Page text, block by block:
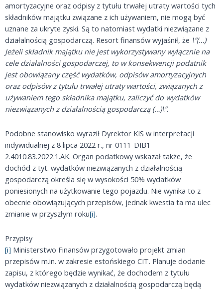
amortyzacyjne oraz odpisy z tytułu trwałej utraty wartości tych
składników majątku związane z ich używaniem, nie mogą być
uznane za ukryte zyski. Są to natomiast wydatki niezwiązane z
działalnością gospodarczą. Resort finansów wyjaśnił, że \”(…)
Jeżeli składnik majątku nie jest wykorzystywany wyłącznie na
cele działalności gospodarczej, to w konsekwencji podatnik
jest obowiązany część wydatków, odpisów amortyzacyjnych
oraz odpisów z tytułu trwałej utraty wartości, związanych z
używaniem tego składnika majątku, zaliczyć do wydatków
niezwiązanych z działalnością gospodarczą (…)\”.
Podobne stanowisko wyraził Dyrektor KIS w interpretacji
indywidualnej z 8 lipca 2022 r., nr 0111-DIB1-
2.4010.83.2022.1.AK. Organ podatkowy wskazał także, że
dochód z tyt. wydatków niezwiązanych z działalnością
gospodarczą określa się w wysokości 50% wydatków
poniesionych na użytkowanie tego pojazdu. Nie wynika to z
obecnie obowiązujących przepisów, jednak kwestia ta ma ulec
zmianie w przyszłym roku[i].
Przypisy
[i] Ministerstwo Finansów przygotowało projekt zmian
przepisów m.in. w zakresie estońskiego CIT. Planuje dodanie
zapisu, z którego będzie wynikać, że dochodem z tytułu
wydatków niezwiązanych z działalnością gospodarczą będą